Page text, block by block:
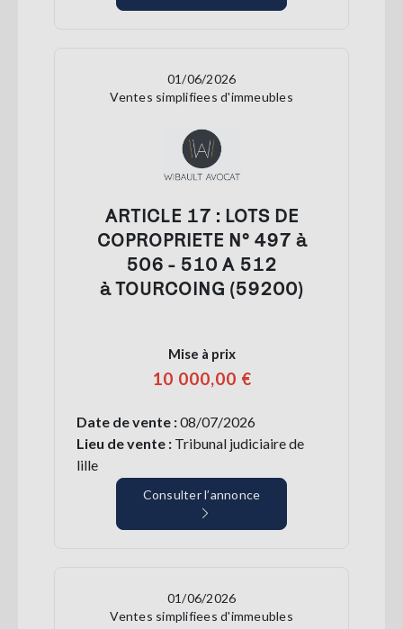
01/06/2026
Ventes simplifiees d'immeubles
ARTICLE 17 : LOTS DE
COPROPRIETE N° 497 à
506 - 510 A 512
à TOURCOING (59200)
Mise à prix
10 000,00 €
Date de vente :08/07/2026
Lieu de vente : Tribunal judiciaire de
lille
Consulter l’annonce
01/06/2026
Ventes simplifiees d'immeubles